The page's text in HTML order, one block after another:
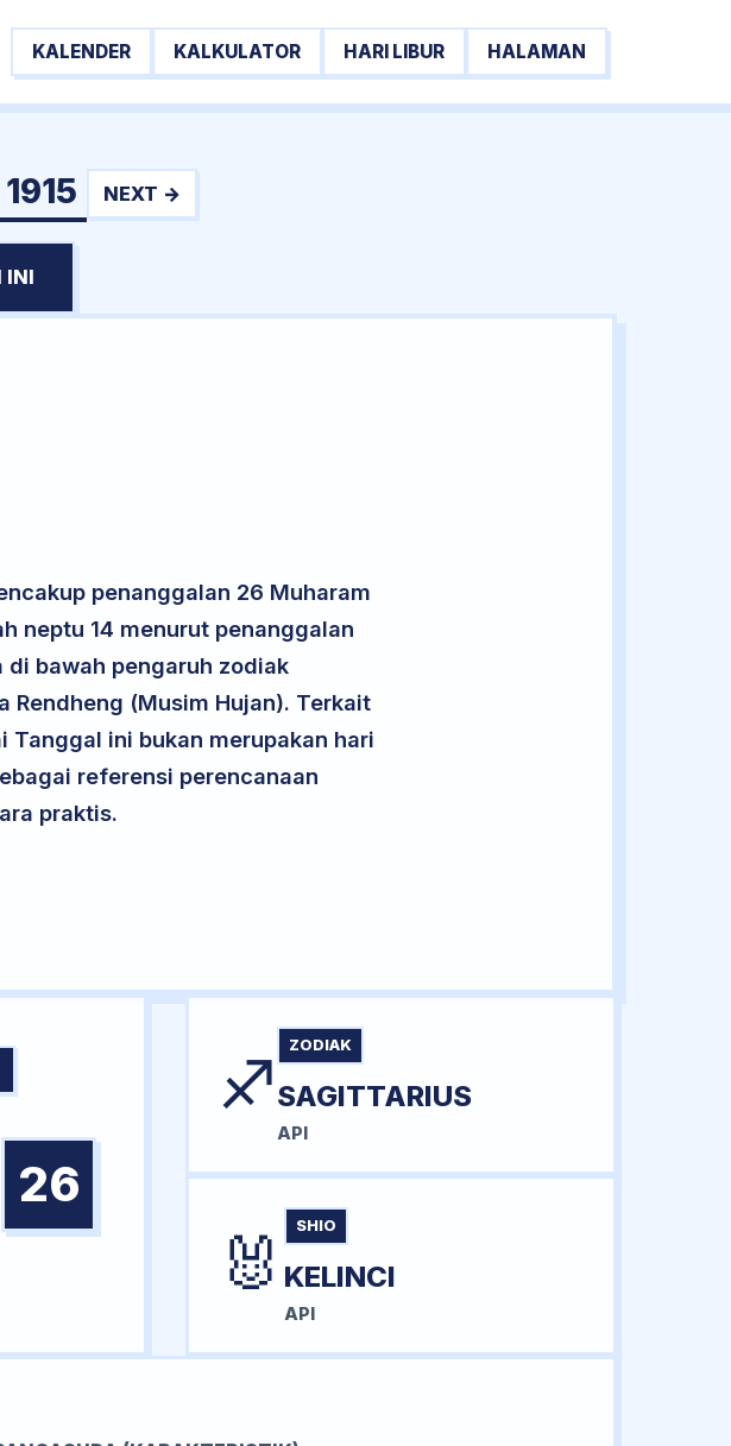
KALENDER KALKULATOR HARI LIBUR HALAMAN
NEXT →
INI
penanggalan 26 Muharam
neptu 14 menurut penanggalan
bawah pengaruh zodiak
Rendheng (Musim Hujan). Terkait
ini bukan merupakan hari
referensi perencanaan
praktis.
26
♐ ZODIAK
SAGITTARIUS
API
🐰 SHIO
KELINCI
API